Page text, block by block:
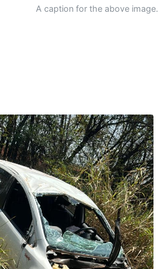
A caption for the above image.